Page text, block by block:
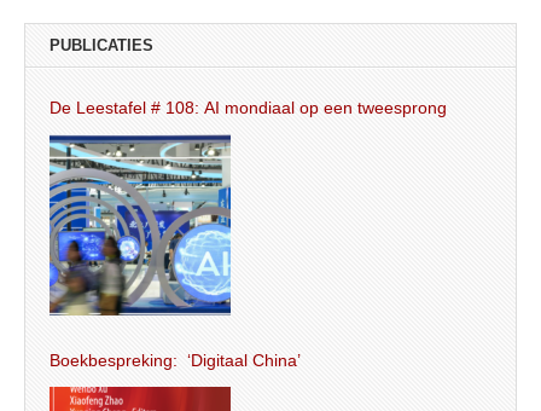
PUBLICATIES
De Leestafel # 108: AI mondiaal op een tweesprong
Boekbespreking: ‘Digitaal China’